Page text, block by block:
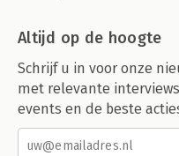
Altijd op de hoogte
Schrijf u in voor onze
met relevante
events en de beste